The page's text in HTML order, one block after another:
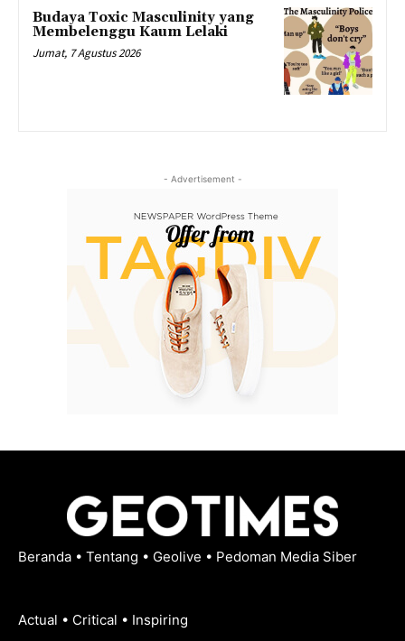
Budaya Toxic Masculinity yang
Membelenggu Kaum Lelaki
Jumat, 7 Agustus 2026
- Advertisement -
Beranda • Tentang • Geolive • Pedoman Media Siber
Actual • Critical • Inspiring